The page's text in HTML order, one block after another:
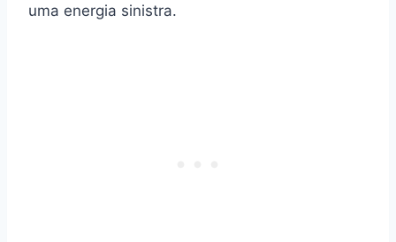
uma energia sinistra.